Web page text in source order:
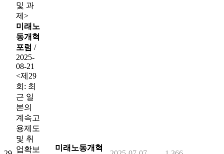
및 과
제>
미래노
동개혁
포럼 /
2025-
08-21
<제29
회: 최
근 일
본의
계속고
용제도
및 취
업확보
미래노동개혁